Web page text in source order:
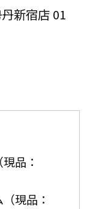
新宿店 01
品：
現品：